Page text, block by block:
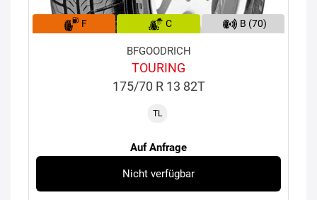
F C B (70)
BFGOODRICH
TOURING
175/70 R 13 82T
TL
Auf Anfrage
Nicht verfügbar